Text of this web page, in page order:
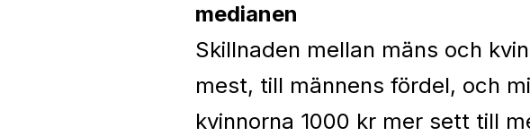
medianen
Skillnaden mellan mäns och
mest, till männens fördel, och
kvinnorna 1000 kr mer sett till